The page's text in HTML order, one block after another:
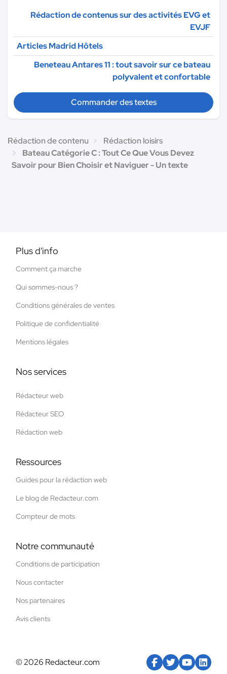
Rédaction de contenus sur des activités EVG et
EVJF
Articles Madrid Hôtels
Beneteau Antares 11 : tout savoir sur ce bateau
polyvalent et confortable
Commander des textes
Rédaction de contenu
Rédaction loisirs
Bateau Catégorie C : Tout Ce Que Vous Devez
Savoir pour Bien Choisir et Naviguer - Un texte
Plus d'info
Comment ça marche
Qui sommes-nous ?
Conditions générales de ventes
Politique de confidentialité
Mentions légales
Nos services
Rédacteur web
Rédacteur SEO
Rédaction web
Ressources
Guides pour la rédaction web
Le blog de Redacteur.com
Compteur de mots
Notre communauté
Conditions de participation
Nous contacter
Nos partenaires
Avis clients
© 2026 Redacteur.com